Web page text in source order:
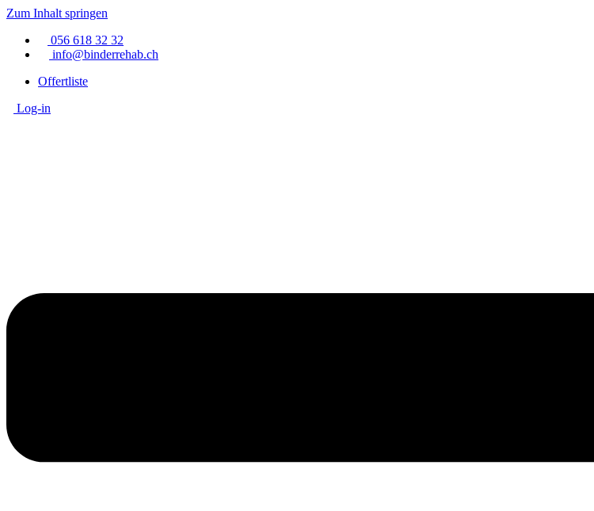
Zum Inhalt springen
056 618 32 32
info@binderrehab.ch
Offertliste
Log-in